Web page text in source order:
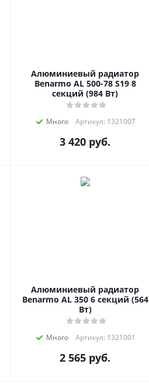
Алюминиевый радиатор
Benarmo AL 500-78 S19 8
секций (984 Вт)
Много Артикул: 1321007
3 420 руб.
Алюминиевый радиатор
Benarmo AL 350 6 секций (564
Вт)
Много Артикул: 1321001
2 565 руб.